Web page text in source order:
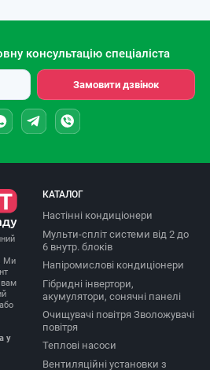
консультацію спеціаліста
Замовити дзвінок
Ми
вам
у
КАТАЛОГ
Настінні кондиціонери
Мульти-спліт системи від 2 до
6 внутр. блоків
Напіромислові кондиціонери
Гібридні інвертори,
акумулятори, сонячні панелі
Очищувачі повітря Зволожувачі
повітря
Теплові насоси
Вентиляційні установки з